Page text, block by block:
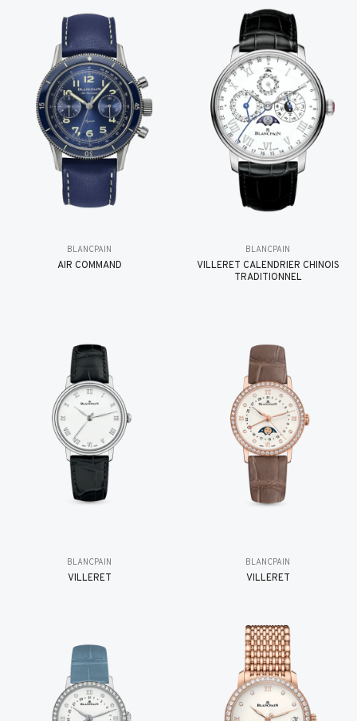
BLANCPAIN
AIR COMMAND
BLANCPAIN
VILLERET CALENDRIER CHINOIS
TRADITIONNEL
BLANCPAIN
VILLERET
BLANCPAIN
VILLERET